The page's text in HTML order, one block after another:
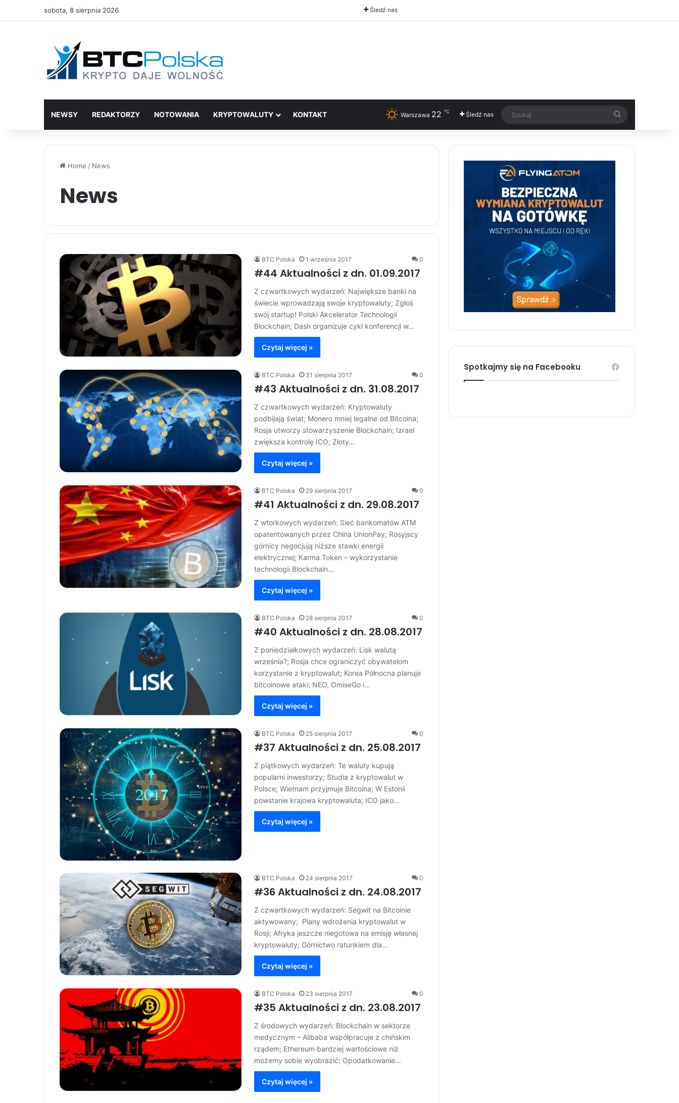
sobota, 8 sierpnia 2026 Śledź nas
NEWSY REDAKTORZY NOTOWANIA KRYPTOWALUTY KONTAKT Warszawa 22 ℃ Śledź nas
Home / News
News
BTC Polska 1 września 2017 0
#44 Aktualności z dn. 01.09.2017
Z czwartkowych wydarzeń: Największe banki na
świecie wprowadzają swoje kryptowaluty; Zgłoś
swój startup! Polski Akcelerator Technologii
Blockchain; Dash organizuje cykl konferencji w…
Czytaj więcej »
BTC Polska 31 sierpnia 2017 0
#43 Aktualności z dn. 31.08.2017
Z czwartkowych wydarzeń: Kryptowaluty
podbijają świat; Monero mniej legalne od Bitcoina;
Rosja utworzy stowarzyszenie Blockchain; Izrael
zwiększa kontrolę ICO; Złoty…
Czytaj więcej »
BTC Polska 29 sierpnia 2017 0
#41 Aktualności z dn. 29.08.2017
Z wtorkowych wydarzeń: Sieć bankomatów ATM
opatentowanych przez China UnionPay; Rosyjscy
górnicy negocjują niższe stawki energii
elektrycznej; Karma Token – wykorzystanie
technologii Blockchain…
Czytaj więcej »
BTC Polska 28 sierpnia 2017 0
#40 Aktualności z dn. 28.08.2017
Z poniedziałkowych wydarzeń: Lisk walutą
września?; Rosja chce ograniczyć obywatelom
korzystanie z kryptowalut; Korea Północna planuje
bitcoinowe ataki; NEO, OmiseGo i…
Czytaj więcej »
BTC Polska 25 sierpnia 2017 0
#37 Aktualności z dn. 25.08.2017
Z piątkowych wydarzeń: Te waluty kupują
popularni inwestorzy; Studia z kryptowalut w
Polsce; Wietnam przyjmuje Bitcoina; W Estonii
powstanie krajowa kryptowaluta; ICO jako…
Czytaj więcej »
BTC Polska 24 sierpnia 2017 0
#36 Aktualności z dn. 24.08.2017
Z czwartkowych wydarzeń: Segwit na Bitcoinie
aktywowany; Plany wdrożenia kryptowalut w
Rosji; Afryka jeszcze niegotowa na emisję własnej
kryptowaluty; Górnictwo ratunkiem dla…
Czytaj więcej »
BTC Polska 23 sierpnia 2017 0
#35 Aktualności z dn. 23.08.2017
Z środowych wydarzeń: Blockchain w sektorze
medycznym – Alibaba współpracuje z chińskim
rządem; Ethereum bardziej wartościowe niż
możemy sobie wyobrazić; Opodatkowanie…
Czytaj więcej »
Spotkajmy się na Facebooku